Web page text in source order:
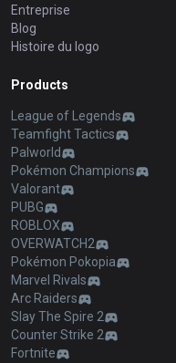
Entreprise
Blog
Histoire du logo
Products
League of Legends
Teamfight Tactics
Palworld
Pokémon Champions
Valorant
PUBG
ROBLOX
OVERWATCH2
Pokémon Pokopia
Marvel Rivals
Arc Raiders
Slay The Spire 2
Counter Strike 2
Fortnite